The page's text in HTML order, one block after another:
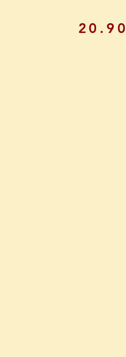
20.90